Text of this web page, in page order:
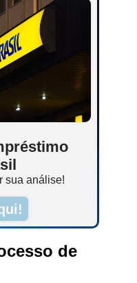
sua análise!
de